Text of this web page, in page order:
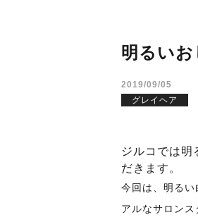
明るい
2019/09/05
グレイヘア
ジルコでは明
だきます。
今回は、明る
アルなサロンス